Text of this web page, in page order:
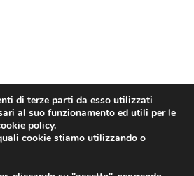
di terze parti da esso utilizzati
al suo funzionamento ed utili per le
policy.
cookie stiamo utilizzando o